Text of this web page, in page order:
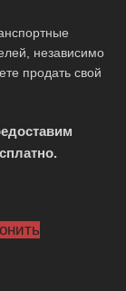
независимо
продать свой